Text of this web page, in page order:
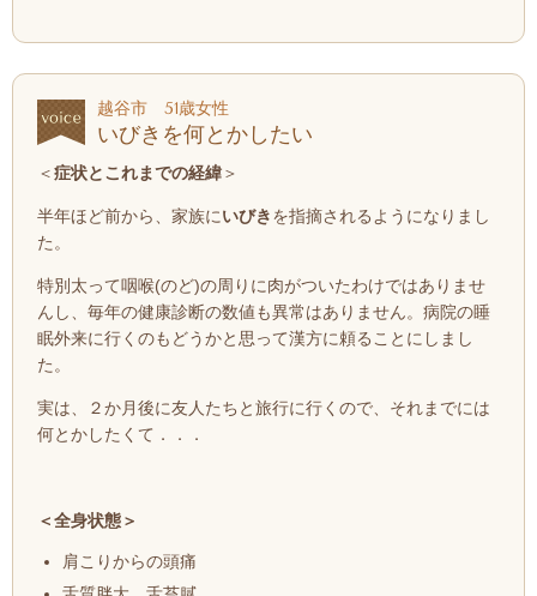
越谷市 51歳女性
いびきを何とかしたい
＜症状とこれまでの経緯＞
半年ほど前から、家族にいびきを指摘されるようになりまし
た。
特別太って咽喉(のど)の周りに肉がついたわけではありませ
んし、毎年の健康診断の数値も異常はありません。病院の睡
眠外来に行くのもどうかと思って漢方に頼ることにしまし
た。
実は、２か月後に友人たちと旅行に行くので、それまでには
何とかしたくて．．．
＜全身状態＞
肩こりからの頭痛